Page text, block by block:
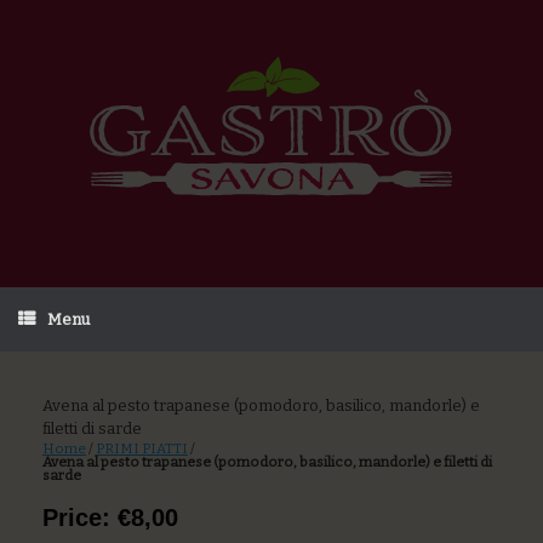
Menu
Avena al pesto trapanese (pomodoro, basilico, mandorle) e
filetti di sarde
Home / PRIMI PIATTI /
Avena al pesto trapanese (pomodoro, basilico, mandorle) e filetti di
sarde
Price: €8,00